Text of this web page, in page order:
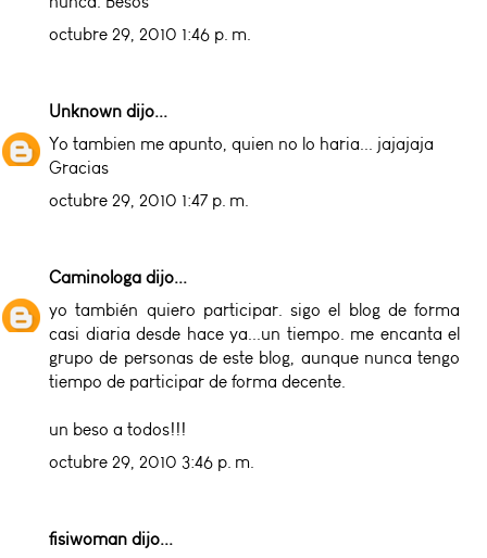
octubre 29, 2010 1:46 p. m.
Unknown dijo...
Yo tambien me apunto, quien no lo haria... jajajaja
Gracias
octubre 29, 2010 1:47 p. m.
Caminologa dijo...
yo también quiero participar. sigo el blog de forma
casi diaria desde hace ya...un tiempo. me encanta el
grupo de personas de este blog, aunque nunca tengo
tiempo de participar de forma decente.
un beso a todos!!!
octubre 29, 2010 3:46 p. m.
fisiwoman dijo...